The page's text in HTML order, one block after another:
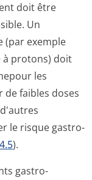
doit être
Un
(par exemple
protons) doit
les
faibles doses
le risque gastro-
).
gastro-